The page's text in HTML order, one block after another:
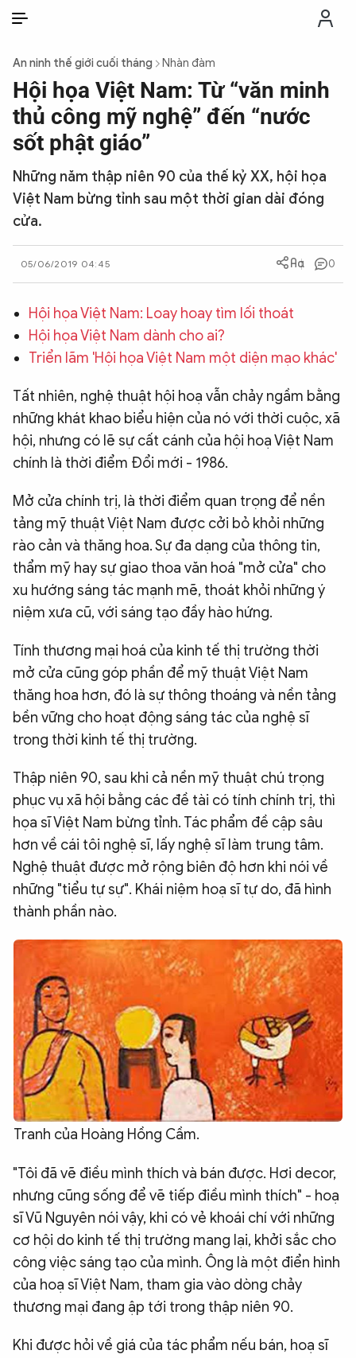
THỜI SỰ
CHỐNG DIỄN BIẾN HÒA BÌNH
CÔNG AN TRONG LÒNG DÂN
XÃ HỘI
CÔNG NGHỆ
VĂN HÓA - THỂ THAO
ĐA PHƯƠNG TIỆN
eMagazine
Podcast
Video Ảnh
Infographic
Chuyên trang An ninh thế giới
Văn nghệ Công an
Chuyên đề
An ninh thế giới cuối tháng Nhàn đàm
Hội họa Việt Nam: Từ “văn minh
thủ công mỹ nghệ” đến “nước
sốt phật giáo”
Những năm thập niên 90 của thế kỷ XX, hội họa
Việt Nam bừng tỉnh sau một thời gian dài đóng
cửa.
05/06/2019 04:45 0
Hội họa Việt Nam: Loay hoay tìm lối thoát
Hội họa Việt Nam dành cho ai?
Triển lãm 'Hội họa Việt Nam một diện mạo khác'
Tất nhiên, nghệ thuật hội hoạ vẫn chảy ngầm bằng
những khát khao biểu hiện của nó với thời cuộc, xã
hội, nhưng có lẽ sự cất cánh của hội hoạ Việt Nam
chính là thời điểm Đổi mới - 1986.
Mở cửa chính trị, là thời điểm quan trọng để nền
tảng mỹ thuật Việt Nam được cởi bỏ khỏi những
rào cản và thăng hoa. Sự đa dạng của thông tin,
thẩm mỹ hay sự giao thoa văn hoá "mở cửa" cho
xu hướng sáng tác mạnh mẽ, thoát khỏi những ý
niệm xưa cũ, với sáng tạo đầy hào hứng.
Tính thương mại hoá của kinh tế thị trường thời
mở cửa cũng góp phần để mỹ thuật Việt Nam
thăng hoa hơn, đó là sự thông thoáng và nền tảng
bền vững cho hoạt động sáng tác của nghệ sĩ
trong thời kinh tế thị trường.
Thập niên 90, sau khi cả nền mỹ thuật chú trọng
phục vụ xã hội bằng các đề tài có tính chính trị, thì
họa sĩ Việt Nam bừng tỉnh. Tác phẩm đề cập sâu
hơn về cái tôi nghệ sĩ, lấy nghệ sĩ làm trung tâm.
Nghệ thuật được mở rộng biên độ hơn khi nói về
những "tiểu tự sự". Khái niệm hoạ sĩ tự do, đã hình
thành phần nào.
Tranh của Hoàng Hồng Cầm.
"Tôi đã vẽ điều mình thích và bán được. Hơi decor,
nhưng cũng sống để vẽ tiếp điều mình thích" - hoạ
sĩ Vũ Nguyên nói vậy, khi có vẻ khoái chí với những
cơ hội do kinh tế thị trường mang lại, khởi sắc cho
công việc sáng tạo của mình. Ông là một điển hình
của hoạ sĩ Việt Nam, tham gia vào dòng chảy
thương mại đang ập tới trong thập niên 90.
Khi được hỏi về giá của tác phẩm nếu bán, hoạ sĩ